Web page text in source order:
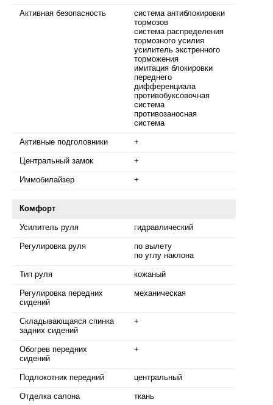
Активная безопасность
система антиблокировки
тормозов
система распределения
тормозного усилия
усилитель экстренного
торможения
имитация блокировки
переднего
дифференциала
противобуксовочная
система
противозаносная
система
Активные подголовники +
Центральный замок +
Иммобилайзер +
Комфорт
Усилитель руля гидравлический
Регулировка руля
по вылету
по углу наклона
Тип руля кожаный
Регулировка передних
сидений
механическая
Складывающаяся спинка
задних сидений
+
Обогрев передних
сидений
+
Подлокотник передний центральный
Отделка салона ткань